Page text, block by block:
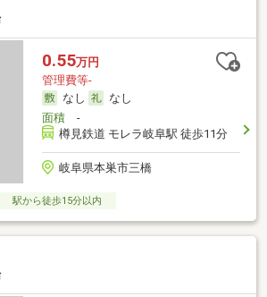
0.55万円
管理費等-
なし
なし
面積-
樽見鉄道 モレラ岐阜駅 徒歩11分
岐阜県本巣市三橋
駅から徒歩15分以内